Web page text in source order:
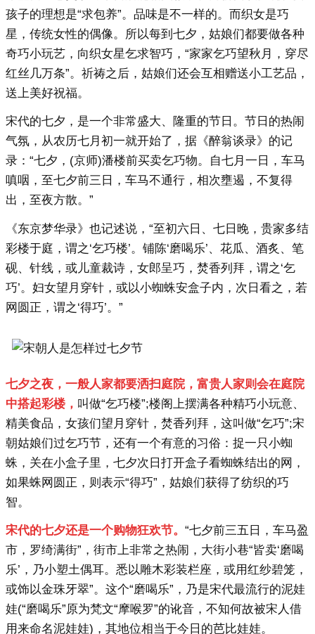
孩子的理想是“求包养”。品味是不一样的。而织女是巧
星，传统女性的偶像。所以每到七夕，姑娘们都要做各种
奇巧小玩艺，向织女星乞求智巧，“家家乞巧望秋月，穿尽
红丝几万条”。祈祷之后，姑娘们还会互相赠送小工艺品，
送上美好祝福。
宋代的七夕，是一个非常盛大、隆重的节日。节日的热闹
气氛，从农历七月初一就开始了，据《醉翁谈录》的记
录：“七夕，(京师)潘楼前买卖乞巧物。自七月一日，车马
嗔咽，至七夕前三日，车马不通行，相次壅遏，不复得
出，至夜方散。”
《东京梦华录》也记述说，“至初六日、七日晚，贵家多结
彩楼于庭，谓之‘乞巧楼’。铺陈‘磨喝乐’、花瓜、酒炙、笔
砚、针线，或儿童裁诗，女郎呈巧，焚香列拜，谓之‘乞
巧’。妇女望月穿针，或以小蜘蛛安盒子内，次日看之，若
网圆正，谓之‘得巧’。”
七夕之夜，一般人家都要洒扫庭院，富贵人家则会在庭院
中搭起彩楼， 叫做“乞巧楼”;楼阁上摆满各种精巧小玩意、
精美食品，女孩们望月穿针，焚香列拜，这叫做“乞巧”;宋
朝姑娘们过乞巧节，还有一个有意的习俗：捉一只小蜘
蛛，关在小盒子里，七夕次日打开盒子看蜘蛛结出的网，
如果蛛网圆正，则表示“得巧”，姑娘们获得了纺织的巧
智。
宋代的七夕还是一个购物狂欢节。 “七夕前三五日，车马盈
市，罗绮满街”，街市上非常之热闹，大街小巷“皆卖‘磨喝
乐’，乃小塑土偶耳。悉以雕木彩装栏座，或用红纱碧笼，
或饰以金珠牙翠”。这个“磨喝乐”，乃是宋代最流行的泥娃
娃(“磨喝乐”原为梵文“摩喉罗”的讹音，不知何故被宋人借
用来命名泥娃娃)，其地位相当于今日的芭比娃娃。